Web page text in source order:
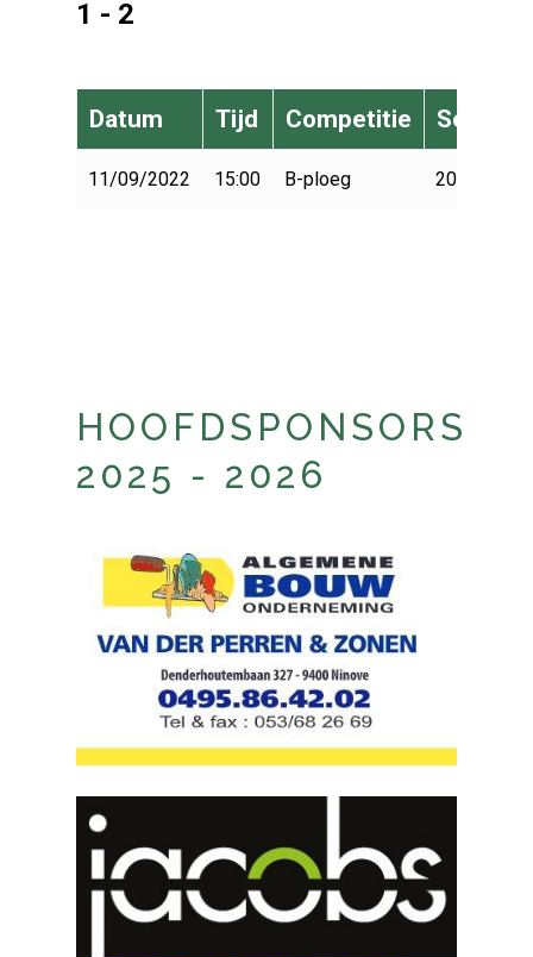
1 - 2
Datum Tijd Competitie Seizoen
11/09/2022 15:00 B-ploeg 2022-2023
HOOFDSPONSORS
2025 - 2026